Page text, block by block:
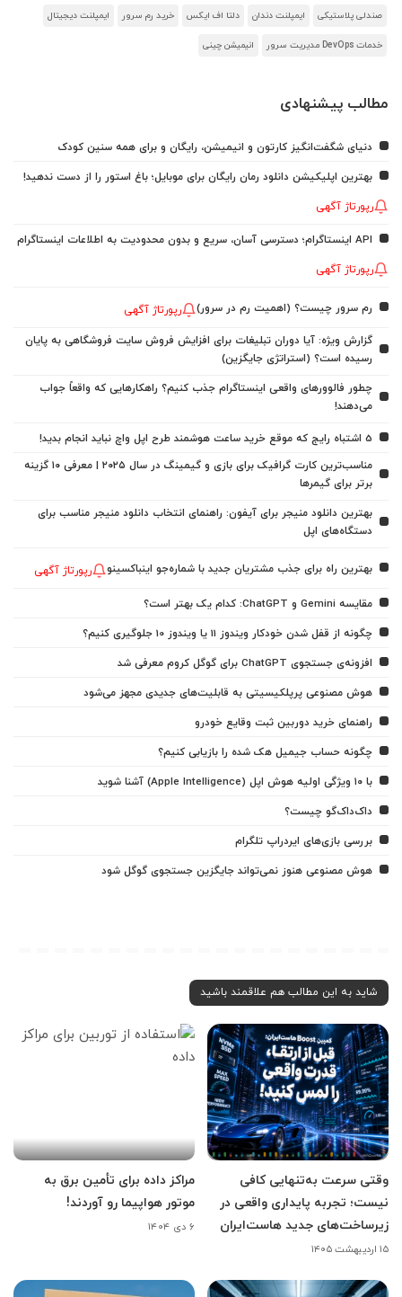
صندلی پلاستیکی ایمپلنت دندان دلتا اف ایکس خرید رم سرور ایمپلنت دیجیتال
خدمات DevOps مدیریت سرور انیمیشن چینی
مطالب پیشنهادی
دنیای شگفت‌انگیز کارتون و انیمیشن، رایگان و برای همه سنین کودک
بهترین اپلیکیشن دانلود رمان رایگان برای موبایل؛ باغ استور را از دست ندهید!
رپورتاژ آگهی
API اینستاگرام؛ دسترسی آسان، سریع و بدون محدودیت به اطلاعات اینستاگرام
رپورتاژ آگهی
رم سرور چیست؟ (اهمیت رم در سرور) رپورتاژ آگهی
گزارش ویژه: آیا دوران تبلیغات برای افزایش فروش سایت فروشگاهی به پایان
رسیده است؟ (استراتژی جایگزین)
چطور فالوورهای واقعی اینستاگرام جذب کنیم؟ راهکارهایی که واقعاً جواب
می‌دهند!
5 اشتباه رایج که موقع خرید ساعت هوشمند طرح اپل واچ نباید انجام بدید!
مناسب‌ترین کارت گرافیک برای بازی و گیمینگ در سال ۲۰۲۵ | معرفی ۱۰ گزینه
برتر برای گیمرها
بهترین دانلود منیجر برای آیفون: راهنمای انتخاب دانلود منیجر مناسب برای
دستگاه‌های اپل
بهترین راه برای جذب مشتریان جدید با شماره‌جو اینباکسینو رپورتاژ آگهی
مقایسه Gemini و ChatGPT: کدام یک بهتر است؟
چگونه از قفل شدن خودکار ویندوز 11 یا ویندوز 10 جلوگیری کنیم؟
افزونه‌ی جستجوی ChatGPT برای گوگل کروم معرفی شد
هوش مصنوعی پرپلکیسیتی به قابلیت‌های جدیدی مجهز می‌شود
راهنمای خرید دوربین ثبت وقایع خودرو
چگونه حساب جیمیل هک شده را بازیابی کنیم؟
با ۱۰ ویژگی اولیه هوش اپل (Apple Intelligence) آشنا شوید
داک‌داک‌گو چیست؟
بررسی بازی‌های ایردراپ تلگرام
هوش مصنوعی هنوز نمی‌تواند جایگزین جستجوی گوگل شود
شاید به این مطالب هم علاقمند باشید
وقتی سرعت به‌تنهایی کافی
نیست؛ تجربه پایداری واقعی در
زیرساخت‌های جدید هاست‌ایران
۱۵ اردیبهشت ۱۴۰۵
مراکز داده برای تأمین برق به
موتور هواپیما رو آوردند!
۶ دی ۱۴۰۴